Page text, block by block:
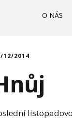
O NÁS
12/2014